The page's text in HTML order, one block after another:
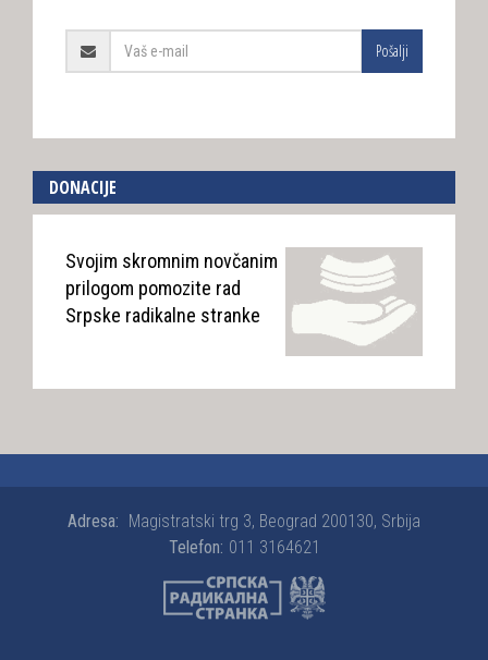
Pošalji
DONACIJE
Svojim skromnim novčanim
prilogom pomozite rad
Srpske radikalne stranke
Adresa: Magistratski trg 3, Beograd 200130, Srbija
Telefon: 011 3164621